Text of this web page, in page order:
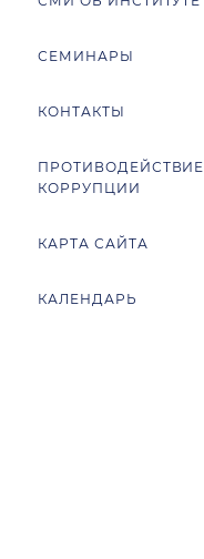
СЕМИНАРЫ
КОНТАКТЫ
ПРОТИВОДЕЙСТВИЕ
КОРРУПЦИИ
КАРТА САЙТА
КАЛЕНДАРЬ